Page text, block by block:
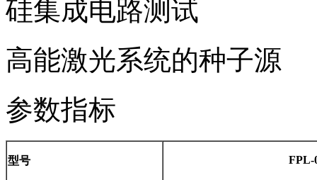
硅集成电路测试
高能激光系统的种子源
参数指标
型号 FPL-